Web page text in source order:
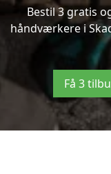
Bestil 3 gratis
håndværkere i
Få 3